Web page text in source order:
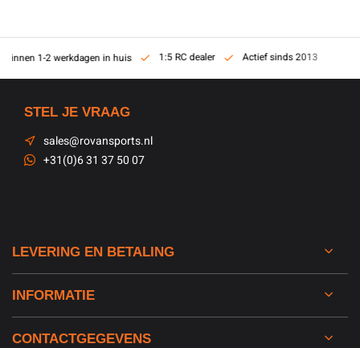
Binnen 1-2 werkdagen in huis 1:5 RC dealer Actief sinds 2013
STEL JE VRAAG
sales@rovansports.nl
+31(0)6 31 37 50 07
LEVERING EN BETALING
INFORMATIE
CONTACTGEGEVENS